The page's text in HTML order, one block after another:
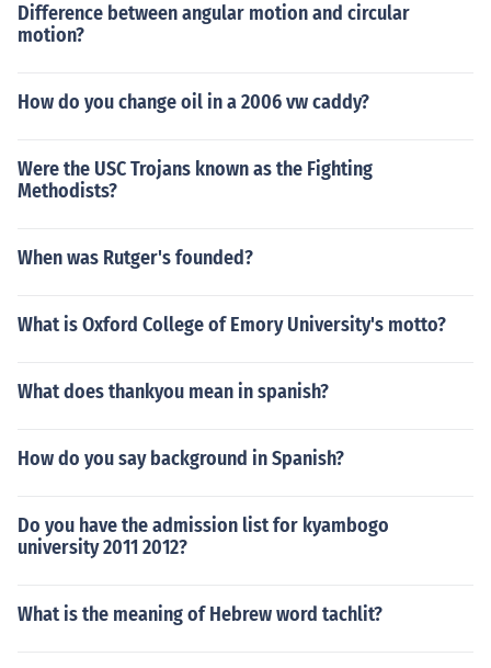
Difference between angular motion and circular
motion?
How do you change oil in a 2006 vw caddy?
Were the USC Trojans known as the Fighting
Methodists?
When was Rutger's founded?
What is Oxford College of Emory University's motto?
What does thankyou mean in spanish?
How do you say background in Spanish?
Do you have the admission list for kyambogo
university 2011 2012?
What is the meaning of Hebrew word tachlit?